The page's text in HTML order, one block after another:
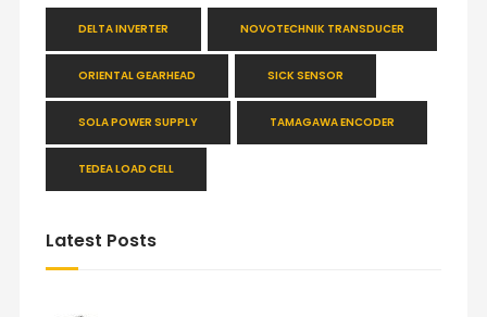
DELTA INVERTER NOVOTECHNIK TRANSDUCER
ORIENTAL GEARHEAD SICK SENSOR
SOLA POWER SUPPLY TAMAGAWA ENCODER
TEDEA LOAD CELL
Latest Posts